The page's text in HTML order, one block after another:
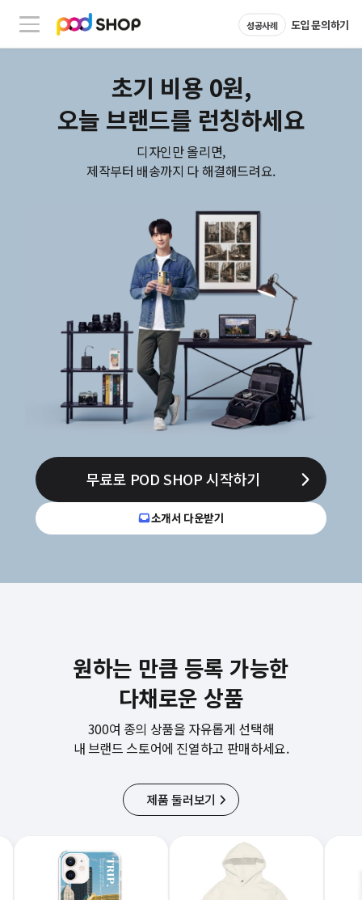
성공사례 도입 문의하기
초기 비용 0원,
오늘 브랜드를 런칭하세요
디자인만 올리면,
제작부터 배송까지 다 해결해드려요.
무료로 POD SHOP 시작하기
소개서 다운받기
원하는 만큼 등록 가능한
다채로운 상품
300여 종의 상품을 자유롭게 선택해
내 브랜드 스토어에 진열하고 판매하세요.
제품 둘러보기